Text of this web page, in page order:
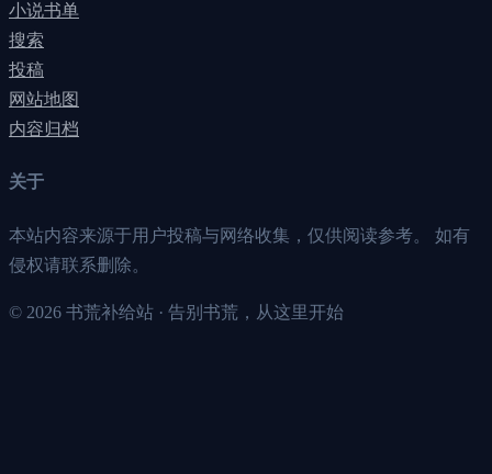
小说书单
搜索
投稿
网站地图
内容归档
关于
本站内容来源于用户投稿与网络收集，仅供阅读参考。 如有
侵权请联系删除。
© 2026 书荒补给站 · 告别书荒，从这里开始